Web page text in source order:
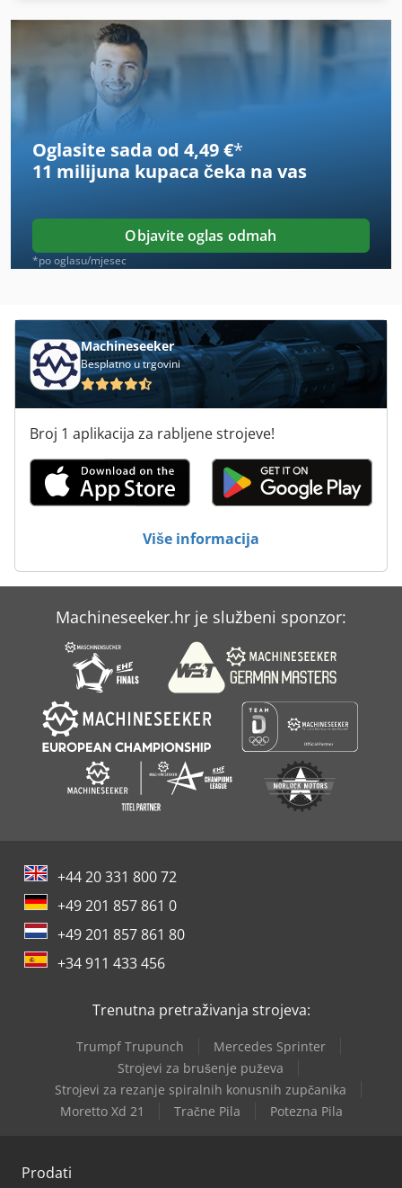
Cursal Trv 1700
Ewd
Fabbri F28
Fabbri Ofen
Felder Rl 160
Holz-Her Epicon 7235
Panhans
Panhans 1533
Panhans 680/200
Prodeco
Scheppach Hm2
Selco
Untha Lr520
Oglasite sada od 4,49 €*
11 milijuna kupaca čeka na vas
Objavite oglas odmah
*po oglasu/mjesec
Machineseeker
Besplatno u trgovini
Broj 1 aplikacija za rabljene strojeve!
Više informacija
Machineseeker.hr je službeni sponzor:
+44 20 331 800 72
+49 201 857 861 0
+49 201 857 861 80
+34 911 433 456
Trenutna pretraživanja strojeva:
Trumpf Trupunch
Mercedes Sprinter
Strojevi za brušenje puževa
Strojevi za rezanje spiralnih konusnih zupčanika
Moretto Xd 21
Tračne Pila Potezna Pila
Prodati